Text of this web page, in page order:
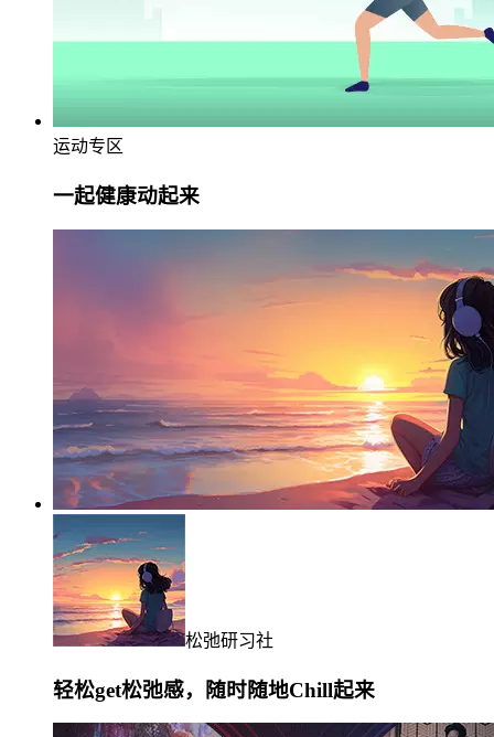
运动专区
一起健康动起来
松弛研习社
轻松get松弛感，随时随地Chill起来